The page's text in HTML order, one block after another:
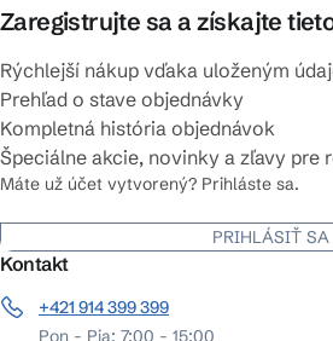
Zaregistrujte sa a získajte
Rýchlejší nákup vďaka uloženým
Prehľad o stave objednávky
Kompletná história objednávok
Špeciálne akcie, novinky a zľavy pre
Máte už účet vytvorený? Prihláste sa.
PRIHLÁSIŤ SA
Kontakt
+421 914 399 399